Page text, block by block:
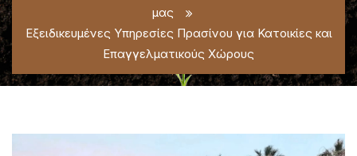
μας
Εξειδικευμένες Υπηρεσίες Πρασίνου για Κατοικίες και
Επαγγελματικούς Χώρους